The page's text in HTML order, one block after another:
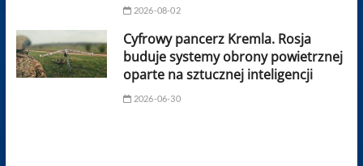
2026-08-02
Cyfrowy pancerz Kremla. Rosja
buduje systemy obrony powietrznej
oparte na sztucznej inteligencji
2026-06-30